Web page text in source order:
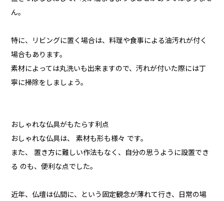
ん。
特に、リビングに置く場合は、料理や食事による油汚れが付く
場合もあります。
素材によっては丸洗いも出来ますので、汚れが付いた際には丁
寧に掃除をしましょう。
おしゃれな仏具がもたらす利点
おしゃれな仏具は、 素材も形も様々 です。
また、 置き方に難しい作法もなく、自分の思うように設置でき
る のも、便利な点でした。
近年、仏壇は仏間に、という固定観念が薄れて行き、日常の場